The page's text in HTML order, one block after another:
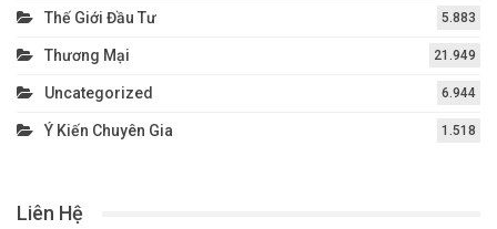
Thế Giới Đầu Tư 5.883
Thương Mại 21.949
Uncategorized 6.944
Ý Kiến Chuyên Gia 1.518
Liên Hệ